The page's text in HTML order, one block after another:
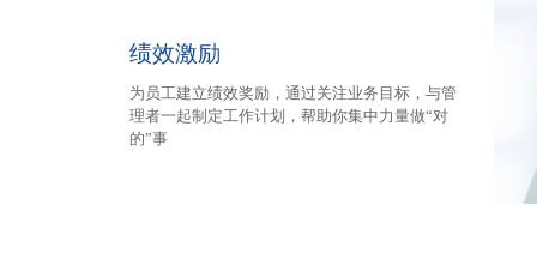
绩效激励
为员工建立绩效奖励，通过关注业务目标，与管
理者一起制定工作计划，帮助你集中力量做“对
的”事